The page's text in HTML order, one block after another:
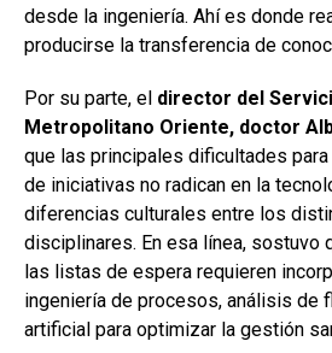
desde la ingeniería. Ahí es donde
producirse la transferencia de
Por su parte, el director del
Metropolitano Oriente, doctor
que las principales dificultades
de iniciativas no radican en la
diferencias culturales entre los
disciplinares. En esa línea, sostuvo
las listas de espera requieren
ingeniería de procesos, análisis de
artificial para optimizar la gestión